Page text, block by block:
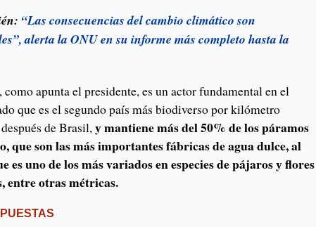
“Las consecuencias del cambio climático son
alerta la ONU en su informe más completo hasta la
apunta el presidente, es un actor fundamental en el
que es el segundo país más biodiverso por kilómetro
de Brasil,y mantiene más del 50% de los páramos
que son las más importantes fábricas de agua dulce, al
es uno de los más variados en especies de pájaros y flores
entre otras métricas.